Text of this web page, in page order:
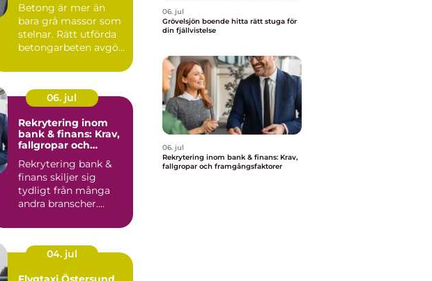
Betong är mer än
bara grå massor som
stelnar. Rätt utförda
betongarbeten avgör
06. jul
Rekrytering inom
bank & finans: Krav,
fallgropar och
Rekrytering bank &
finans skiljer sig
tydligt från många
andra branscher.
04. jul
06. jul
Grövelsjön boende hitta rätt stuga för
din fjällvistelse
06. jul
Rekrytering inom bank & finans: Krav,
fallgropar och framgångsfaktorer